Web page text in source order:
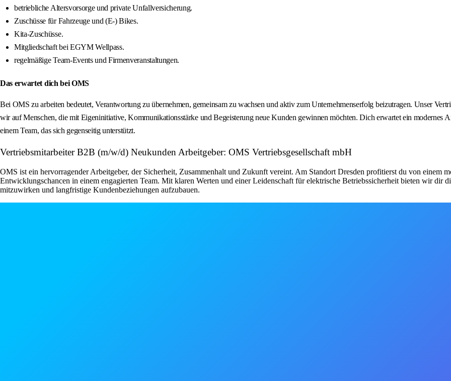
betriebliche Altersvorsorge und private Unfallversicherung.
Zuschüsse für Fahrzeuge und (E-) Bikes.
Kita-Zuschüsse.
Mitgliedschaft bei EGYM Wellpass.
regelmäßige Team-Events und Firmenveranstaltungen.
Das erwartet dich bei OMS
Bei OMS zu arbeiten bedeutet, Verantwortung zu übernehmen, gemeinsam zu wachsen und aktiv zum Unternehmenserfolg beizutragen. Unser
wir auf Menschen, die mit Eigeninitiative, Kommunikationsstärke und Begeisterung neue Kunden gewinnen möchten. Dich erwartet ein modernes
einem Team, das sich gegenseitig unterstützt.
Vertriebsmitarbeiter B2B (m/w/d) Neukunden Arbeitgeber: OMS Vertriebsgesellschaft mbH
OMS ist ein hervorragender Arbeitgeber, der Sicherheit, Zusammenhalt und Zukunft vereint. Am Standort Dresden profitierst du von einem
Entwicklungschancen in einem engagierten Team. Mit klaren Werten und einer Leidenschaft für elektrische Betriebssicherheit bieten wir dir
mitzuwirken und langfristige Kundenbeziehungen aufzubauen.